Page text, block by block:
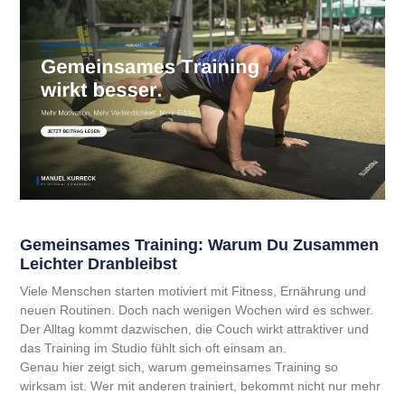
Gemeinsames Training: Warum Du Zusammen
Leichter Dranbleibst
Viele Menschen starten motiviert mit Fitness, Ernährung und
neuen Routinen. Doch nach wenigen Wochen wird es schwer.
Der Alltag kommt dazwischen, die Couch wirkt attraktiver und
das Training im Studio fühlt sich oft einsam an.
Genau hier zeigt sich, warum gemeinsames Training so
wirksam ist. Wer mit anderen trainiert, bekommt nicht nur mehr